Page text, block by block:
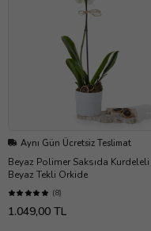
Aynı Gün Ücretsiz Teslimat
Beyaz Polimer Saksıda Kurdeleli
Beyaz Tekli Orkide
(8)
1.049,00 TL